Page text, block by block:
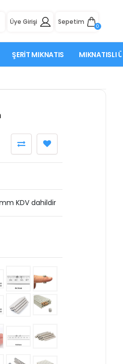
Üye Girişi Sepetim
0
ŞERIT MIKNATIS MIKNATISLI
KDV dahildir